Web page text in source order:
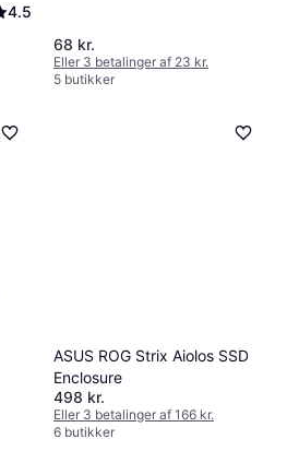
4.5
68 kr.
Eller 3 betalinger af 23 kr.
5 butikker
ASUS ROG Strix Aiolos SSD
Enclosure
498 kr.
Eller 3 betalinger af 166 kr.
6 butikker